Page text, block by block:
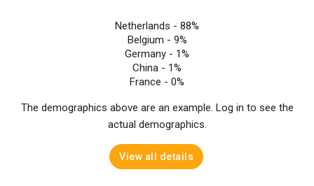
Netherlands - 88%
Belgium - 9%
Germany - 1%
China - 1%
France - 0%
The demographics above are an example. Log in to see the
actual demographics.
View all details